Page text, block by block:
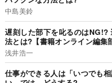
中島美鈴
遅刻した部下を叱るのはNG!?
法とは?【書籍オンライン編集
浅井浩一
仕事ができる人は「いつでも